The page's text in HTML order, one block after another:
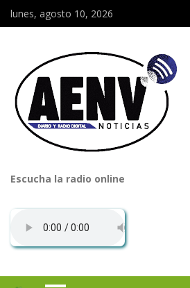
lunes, agosto 10, 2026
Escucha la radio online